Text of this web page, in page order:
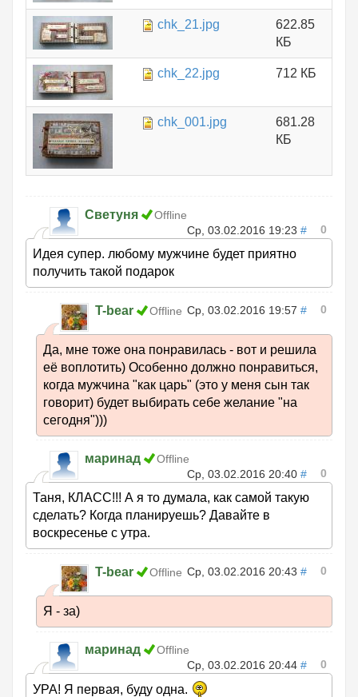
chk_21.jpg
622.85
КБ
chk_22.jpg 712 КБ
chk_001.jpg
681.28
КБ
Светуня
Offline
Ср, 03.02.2016 19:23 # 0
Идея супер. любому мужчине будет приятно
получить такой подарок
T-bear Offline Ср, 03.02.2016 19:57 # 0
Да, мне тоже она понравилась - вот и решила
её воплотить) Особенно должно понравиться,
когда мужчина "как царь" (это у меня сын так
говорит) будет выбирать себе желание "на
сегодня")))
маринад
Offline
Ср, 03.02.2016 20:40 # 0
Таня, КЛАСС!!! А я то думала, как самой такую
сделать? Когда планируешь? Давайте в
воскресенье с утра.
T-bear Offline Ср, 03.02.2016 20:43 # 0
Я - за)
маринад
Offline
Ср, 03.02.2016 20:44 # 0
УРА! Я первая, буду одна.